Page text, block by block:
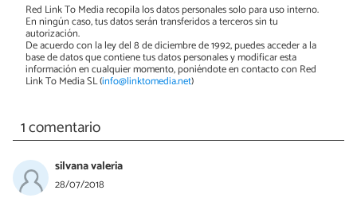
Red Link To Media recopila los datos personales solo para uso interno.
En ningún caso, tus datos serán transferidos a terceros sin tu
autorización.
De acuerdo con la ley del 8 de diciembre de 1992, puedes acceder a la
base de datos que contiene tus datos personales y modificar esta
información en cualquier momento, poniéndote en contacto con Red
Link To Media SL (info@linktomedia.net)
1 comentario
silvana valeria
28/07/2018